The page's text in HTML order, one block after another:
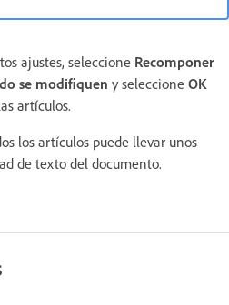
ajustes, seleccione Recomponer
se modifiquen y seleccione OK
artículos.
los artículos puede llevar unos
de texto del documento.